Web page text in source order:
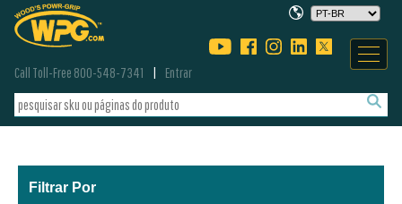
Call Toll-Free 800-548-7341 Entrar
Filtrar Por